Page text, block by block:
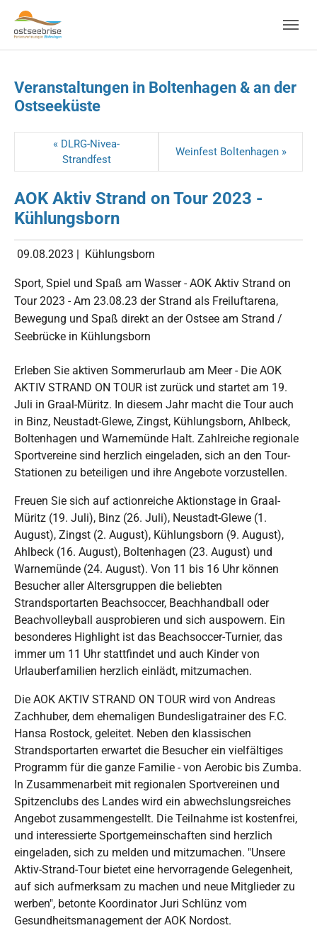
Skip to main navigation
Zum Hauptinhalt springen
Skip to page footer
Veranstaltungen in Boltenhagen & an der
Ostseeküste
« DLRG-Nivea-
Strandfest
Weinfest Boltenhagen »
AOK Aktiv Strand on Tour 2023 -
Kühlungsborn
09.08.2023 | Kühlungsborn
Sport, Spiel und Spaß am Wasser - AOK Aktiv Strand on
Tour 2023 - Am 23.08.23 der Strand als Freiluftarena,
Bewegung und Spaß direkt an der Ostsee am Strand /
Seebrücke in Kühlungsborn
Erleben Sie aktiven Sommerurlaub am Meer - Die AOK
AKTIV STRAND ON TOUR ist zurück und startet am 19.
Juli in Graal-Müritz. In diesem Jahr macht die Tour auch
in Binz, Neustadt-Glewe, Zingst, Kühlungsborn, Ahlbeck,
Boltenhagen und Warnemünde Halt. Zahlreiche regionale
Sportvereine sind herzlich eingeladen, sich an den Tour-
Stationen zu beteiligen und ihre Angebote vorzustellen.
Freuen Sie sich auf actionreiche Aktionstage in Graal-
Müritz (19. Juli), Binz (26. Juli), Neustadt-Glewe (1.
August), Zingst (2. August), Kühlungsborn (9. August),
Ahlbeck (16. August), Boltenhagen (23. August) und
Warnemünde (24. August). Von 11 bis 16 Uhr können
Besucher aller Altersgruppen die beliebten
Strandsportarten Beachsoccer, Beachhandball oder
Beachvolleyball ausprobieren und sich auspowern. Ein
besonderes Highlight ist das Beachsoccer-Turnier, das
immer um 11 Uhr stattfindet und auch Kinder von
Urlauberfamilien herzlich einlädt, mitzumachen.
Die AOK AKTIV STRAND ON TOUR wird von Andreas
Zachhuber, dem ehemaligen Bundesligatrainer des F.C.
Hansa Rostock, geleitet. Neben den klassischen
Strandsportarten erwartet die Besucher ein vielfältiges
Programm für die ganze Familie - von Aerobic bis Zumba.
In Zusammenarbeit mit regionalen Sportvereinen und
Spitzenclubs des Landes wird ein abwechslungsreiches
Angebot zusammengestellt. Die Teilnahme ist kostenfrei,
und interessierte Sportgemeinschaften sind herzlich
eingeladen, sich zu melden und mitzumachen. "Unsere
Aktiv-Strand-Tour bietet eine hervorragende Gelegenheit,
auf sich aufmerksam zu machen und neue Mitglieder zu
werben", betonte Koordinator Juri Schlünz vom
Gesundheitsmanagement der AOK Nordost.